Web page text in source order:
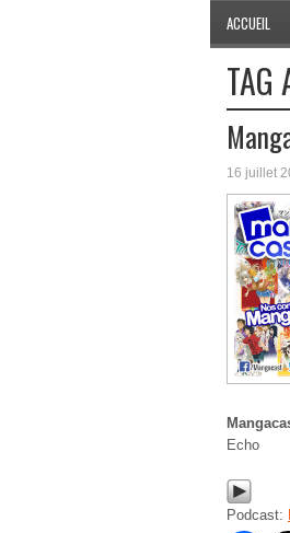
ACCUEIL
TAG
16 juillet
Echo
Podcast: